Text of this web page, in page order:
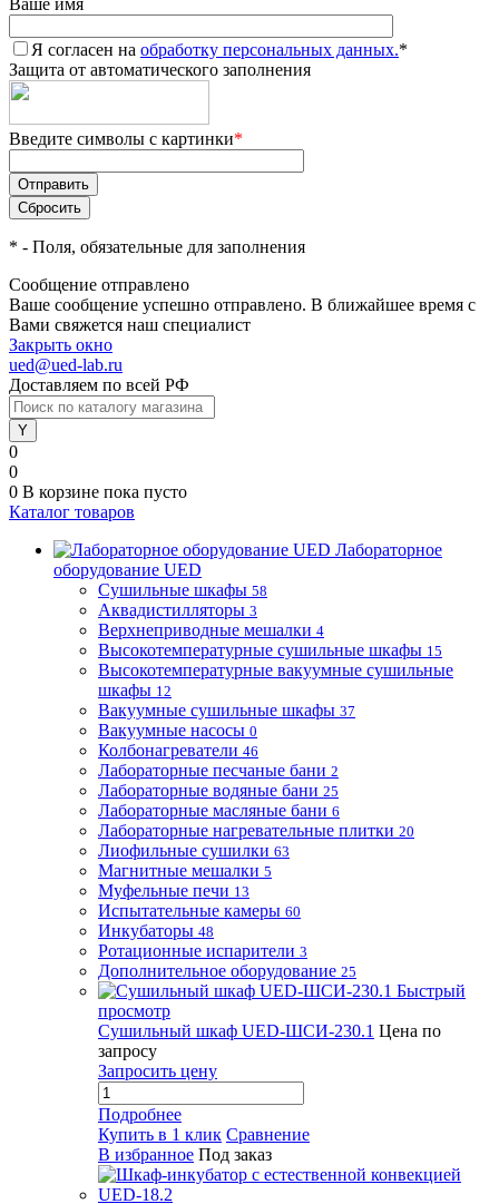
Ваше имя
Я согласен на обработку персональных данных.*
Защита от автоматического заполнения
Введите символы с картинки*
* - Поля, обязательные для заполнения
Сообщение отправлено
Ваше сообщение успешно отправлено. В ближайшее время с
Вами свяжется наш специалист
Закрыть окно
ued@ued-lab.ru
Доставляем по всей РФ
0
0
0 В корзине пока пусто
Каталог товаров
Лабораторное
оборудование UED
Сушильные шкафы 58
Аквадистилляторы 3
Верхнеприводные мешалки 4
Высокотемпературные сушильные шкафы 15
Высокотемпературные вакуумные сушильные
шкафы 12
Вакуумные сушильные шкафы 37
Вакуумные насосы 0
Колбонагреватели 46
Лабораторные песчаные бани 2
Лабораторные водяные бани 25
Лабораторные масляные бани 6
Лабораторные нагревательные плитки 20
Лиофильные сушилки 63
Магнитные мешалки 5
Муфельные печи 13
Испытательные камеры 60
Инкубаторы 48
Ротационные испарители 3
Дополнительное оборудование 25
Быстрый
просмотр
Сушильный шкаф UED-ШСИ-230.1 Цена по
запросу
Запросить цену
Подробнее
Купить в 1 клик Сравнение
В избранное Под заказ